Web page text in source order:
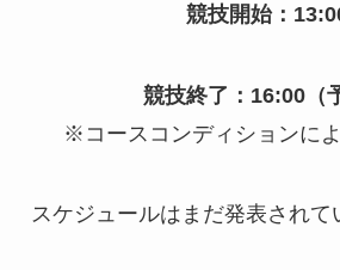
競技開始：
競技終了：16:00（
※コースコンディションに
スケジュールはまだ発表されて